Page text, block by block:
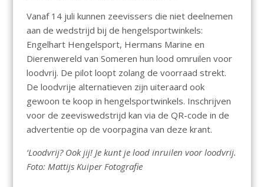
Vanaf 14 juli kunnen zeevissers die niet deelnemen
aan de wedstrijd bij de hengelsportwinkels:
Engelhart Hengelsport, Hermans Marine en
Dierenwereld van Someren hun lood omruilen voor
loodvrij. De pilot loopt zolang de voorraad strekt.
De loodvrije alternatieven zijn uiteraard ook
gewoon te koop in hengelsportwinkels. Inschrijven
voor de zeeviswedstrijd kan via de QR-code in de
advertentie op de voorpagina van deze krant.
‘Loodvrij? Ook jij! Je kunt je lood inruilen voor loodvrij.
Foto: Mattijs Kuiper Fotografie